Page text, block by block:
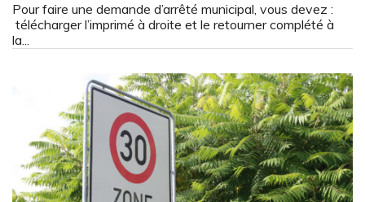
Pour faire une demande d’arrêté municipal, vous devez :
télécharger l’imprimé à droite et le retourner complété à
la...